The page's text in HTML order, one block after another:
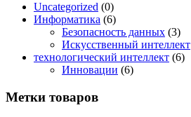
Uncategorized (0)
Информатика (6)
Безопасность данных (3)
Искусственный интеллект
технологический интеллект (6)
Инновации (6)
Метки товаров